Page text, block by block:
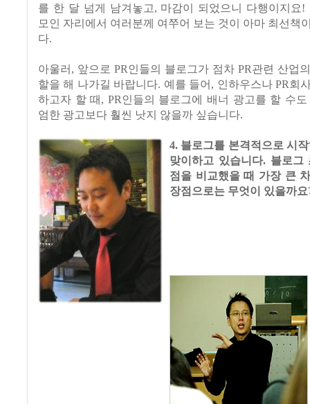
를 한 달 넘게 남겨놓고, 마감이 되었으니 다행이지요!
모인 자리에서 여러분께 여쭈어 보는 것이 아마 최선책
다.
아울러, 앞으로 PR인들의 블로그가 점차 PR관련 산업
할을 해 나가길 바랍니다. 예를 들어, 인하우스나 PR회
하고자 할 때, PR인들의 블로그에 배너 광고를 할 수
엄한 광고보다 훨씬 낫지 않을까 싶습니다.
4. 블로그를 본격적으로 시
맞이하고 있습니다. 블로그
점을 비교했을 때 가장 큰
장점으로는 무엇이 있을까요